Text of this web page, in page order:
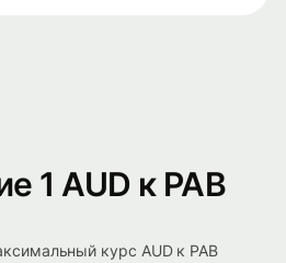
1 AUD к PAB
курс AUD к PAB